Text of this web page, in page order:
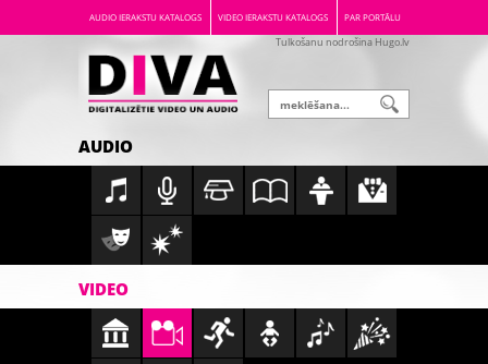
AUDIO IERAKSTU KATALOGS VIDEO IERAKSTU KATALOGS PAR PORTĀLU
Tulkošanu nodrošina Hugo.lv
AUDIO
VIDEO